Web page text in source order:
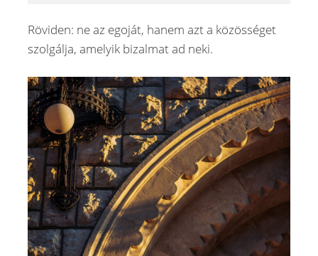
Röviden: ne az egoját, hanem azt a közösséget
szolgálja, amelyik bizalmat ad neki.